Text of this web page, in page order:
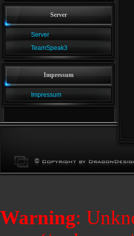
Server
Server
TeamSpeak3
Impressum
Impressum
Warning: